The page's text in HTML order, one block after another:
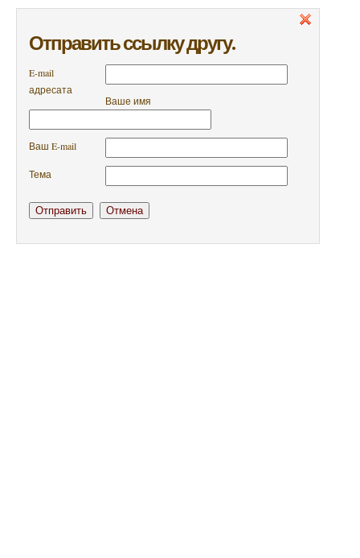
Отправить ссылку другу.
E-mail
адресата
Ваше имя
Ваш E-mail
Тема
Отправить Отмена